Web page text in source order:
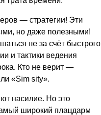
— стратегии! Эти
но даже полезными!
не за счёт быстрого
и тактики ведения
Кто не верит —
«Sim sity».
насилие. Но это
широкий плацдарм